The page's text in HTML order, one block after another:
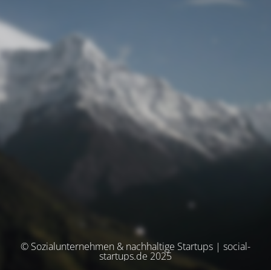
© Sozialunternehmen & nachhaltige Startups | social-
startups.de 2025